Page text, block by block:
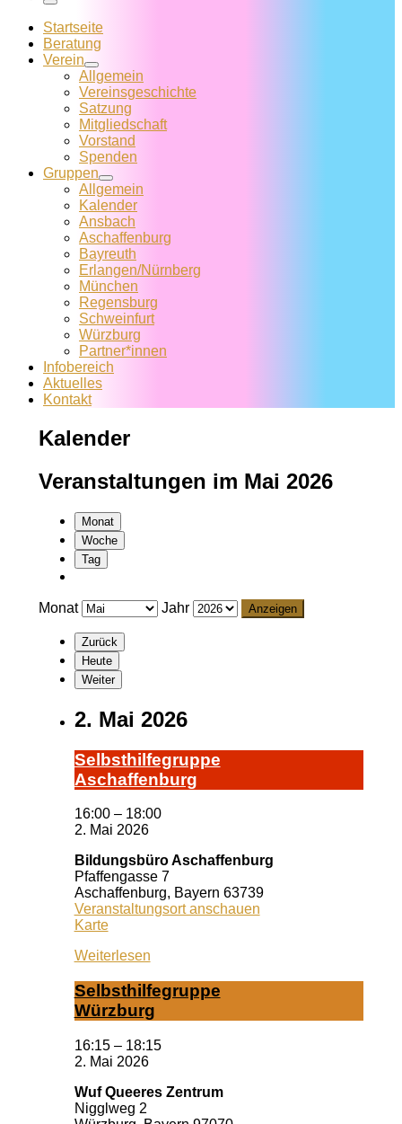
Menü
Startseite
Beratung
Verein
Allgemein
Vereins­geschichte
Satzung
Mitglied­schaft
Vorstand
Spenden
Gruppen
Allgemein
Kalender
Ansbach
Aschaffenburg
Bayreuth
Erlangen/Nürnberg
München
Regensburg
Schweinfurt
Würzburg
Partner*innen
Infobereich
Aktuelles
Kontakt
Kalender
Veranstaltungen im Mai 2026
Monat
Woche
Tag
Monat Jahr
Zurück
Heute
Weiter
2. Mai 2026
Selbst­hil­fe­grup­pe
A­schaf­fen­burg
16:00 – 18:00
2. Mai 2026
Bildungsbüro Aschaffenburg
Pfaffengasse 7
Aschaffenburg, Bayern 63739
Veranstaltungsort anschauen
KarteBildungsbüro
Weiterlesen
Selbst­hil­fe­grup­pe
Würz­burg
16:15 – 18:15
2. Mai 2026
Wuf Queeres Zentrum
Nigglweg 2